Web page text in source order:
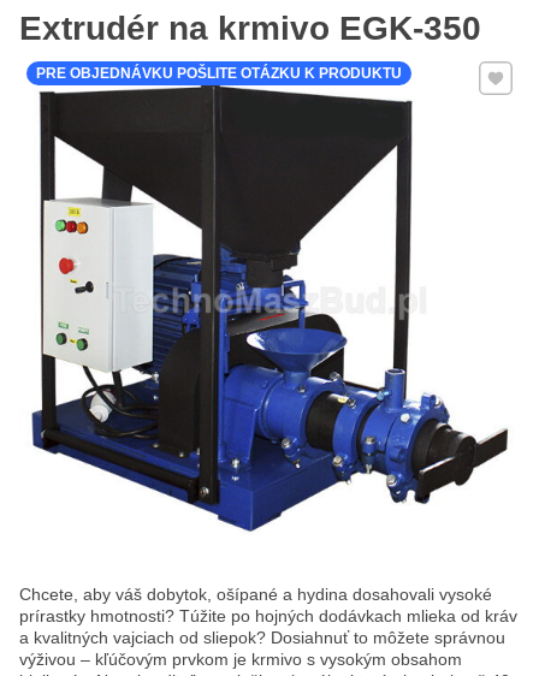
Extrudér na krmivo EGK-350
Chcete, aby váš dobytok, ošípané a hydina dosahovali vysoké
prírastky hmotnosti? Túžite po hojných dodávkach mlieka od kráv
a kvalitných vajciach od sliepok? Dosiahnuť to môžete správnou
výživou – kľúčovým prvkom je krmivo s vysokým obsahom
Pridať
PRE OBJEDNÁVKU POŠLITE OTÁZKU K PRODUKTU